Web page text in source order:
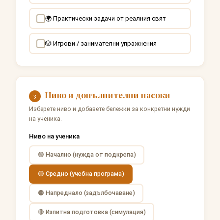
🌍 Практически задачи от реалния свят
🎲 Игрови / занимателни упражнения
3 Ниво и допълнителни насоки
Изберете ниво и добавете бележки за конкретни нужди
на ученика.
Ниво на ученика
🟢 Начално (нужда от подкрепа)
🟡 Средно (учебна програма)
🟠 Напреднало (задълбочаване)
🔴 Изпитна подготовка (симулация)